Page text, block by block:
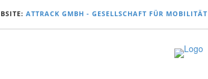
ATTRACK GMBH - GESELLSCHAFT FÜR MOBILITÄT